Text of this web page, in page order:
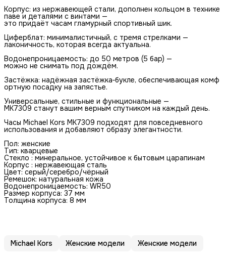
Корпус: из нержавеющей стали, дополнен кольцом в технике
паве и деталями с винтами —
это придаёт часам гламурный спортивный шик.
Циферблат: минималистичный, с тремя стрелками —
лаконичность, которая всегда актуальна.
Водонепроницаемость: до 50 метров (5 бар) —
можно не снимать под дождём.
Застёжка: надёжная застёжка‑букле, обеспечивающая комф
ортную посадку на запястье.
Универсальные, стильные и функциональные —
MK7309 станут вашим верным спутником на каждый день.
Часы Michael Kors MK7309 подходят для повседневного
использования и добавляют образу элегантности.
Пoл: женcкие
Tип: квapцeвые
Cтeкло : минеральное, устойчивоe к бытовым царaпинaм
Коpпус : нepжавеющая сталь
Цвет: серый/серебро/чёрный
Ремешок: натуральная кожа
Водонепроницаемость: WR50
Размер корпуса: 37 мм
Толщина корпуса: 8 мм
Michael Kors Женские модели Женские модели